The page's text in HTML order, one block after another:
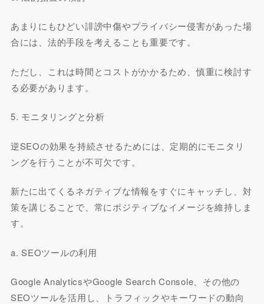
あまりにもひどい誹謗中傷やプライバシー侵害があった場
合には、法的手段を考えることも重要です。
ただし、これは時間とコストがかかるため、慎重に検討す
る必要があります。
5. モニタリングと分析
逆SEOの効果を持続させるためには、定期的にモニタリ
ングを行うことが不可欠です。
新たに出てくるネガティブな情報をすぐにキャッチし、対
策を講じることで、常にポジティブなイメージを維持しま
す。
a. SEOツールの利用
Google AnalyticsやGoogle Search Console、その他の
SEOツールを活用し、トラフィックやキーワードの動向